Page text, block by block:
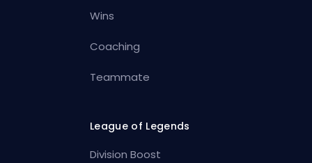
Wins
Coaching
Teammate
League of Legends
Division Boost